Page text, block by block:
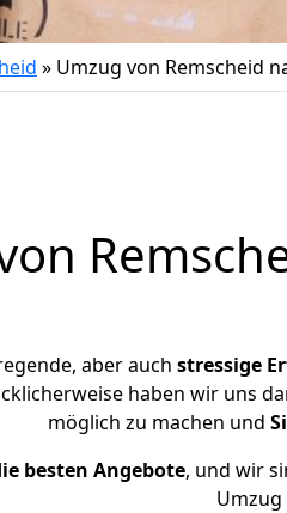
» Umzug von Remscheid
aber auch stressige
haben wir uns
möglich zu machen und
besten Angebote, und wir